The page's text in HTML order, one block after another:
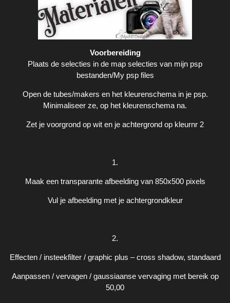
Voorbereiding
Plaats de selecties in de map selecties van mijn psp
bestanden/My psp files
Open de tubes/makers en het kleurenschema in je psp.
Minimaliseer ze, op het kleurenschema na.
Zet je voorgrond op wit en je achtergrond op kleurnr 2
1.
Maak een transparante afbeelding van 850x500 pixels
Vul je afbeelding met je achtergrondkleur
2.
Effecten / insteekfilter / graphic plus – cross shadow, standaard
Aanpassen / vervagen / gaussiaanse vervaging met bereik op
50,00